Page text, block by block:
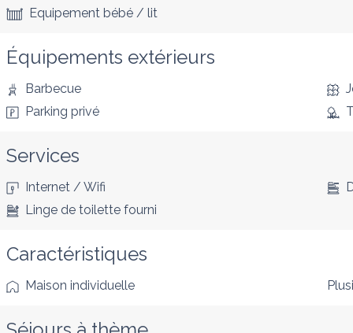
Equipement bébé / lit
Équipements extérieurs
Barbecue
Parking privé
Services
Internet / Wifi
Linge de toilette fourni
Caractéristiques
Maison individuelle